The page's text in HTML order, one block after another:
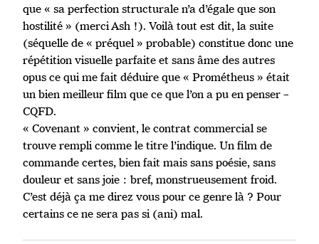
que « sa perfection structurale n’a d’égale que son
hostilité » (merci Ash !). Voilà tout est dit, la suite
(séquelle de « préquel » probable) constitue donc une
répétition visuelle parfaite et sans âme des autres
opus ce qui me fait déduire que « Prométheus » était
un bien meilleur film que ce que l’on a pu en penser –
CQFD.
« Covenant » convient, le contrat commercial se
trouve rempli comme le titre l’indique. Un film de
commande certes, bien fait mais sans poésie, sans
douleur et sans joie : bref, monstrueusement froid.
C’est déjà ça me direz vous pour ce genre là ? Pour
certains ce ne sera pas si (ani) mal.